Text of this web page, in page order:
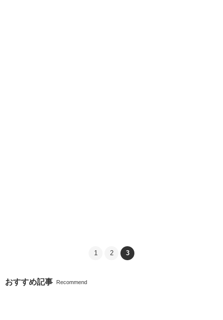
1 2 3
おすすめ記事 Recommend